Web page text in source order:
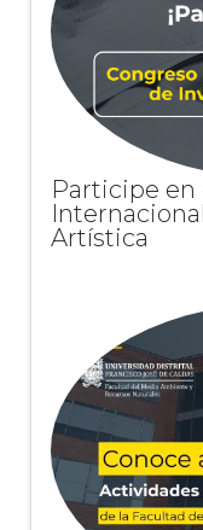
Participe en
Artística